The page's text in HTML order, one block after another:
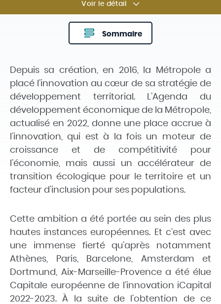
Voir le détail
Sommaire
Depuis sa création, en 2016, la Métropole a
placé l’innovation au cœur de sa stratégie de
développement territorial. L’Agenda du
développement économique de la Métropole,
actualisé en 2022, donne une place accrue à
l’innovation, qui est à la fois un moteur de
croissance et de compétitivité pour
l’économie, mais aussi un accélérateur de
transition écologique pour le territoire et un
facteur d’inclusion pour ses populations.
Cette ambition a été portée au sein des plus
hautes instances européennes. Et c’est avec
une immense fierté qu’après notamment
Athènes, Paris, Barcelone, Amsterdam et
Dortmund, Aix-Marseille-Provence a été élue
Capitale européenne de l’innovation iCapital
2022-2023. À la suite de l’obtention de ce